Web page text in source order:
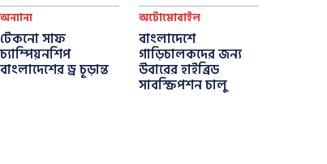
অন্যান্য
টেকনো সাফ
চ্যাম্পিয়নশিপ
বাংলাদেশের ড্র চূড়ান্ত
অটোমোবাইল
বাংলাদেশে
গাড়িচালকদের জন্য
উবারের হাইব্রিড
সাবস্ক্রিপশন চালু